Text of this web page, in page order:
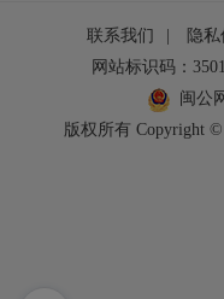
联系我们 隐
网站标识码：
闽公
版权所有 Copyright ©